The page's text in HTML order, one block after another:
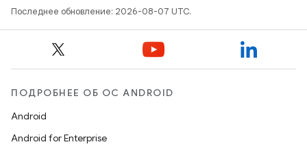
Последнее обновление: 2026-08-07 UTC.
ПОДРОБНЕЕ ОБ ОС ANDROID
Android
Android for Enterprise